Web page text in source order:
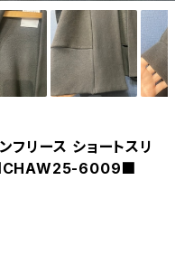
リース ショートスリ
■CHAW25-6009■